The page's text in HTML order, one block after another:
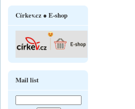
Církev.cz ● E-shop
Mail list